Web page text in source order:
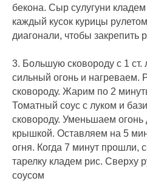
бекона. Сыр сулугуни
каждый кусок курицы
диагонали, чтобы закрепить
3. Большую сковороду с 1 ст.
сильный огонь и
сковороду. Жарим по 2
Томатный соус с луком и
сковороду. Уменьшаем
крышкой. Оставляем на 5
огня. Когда 7 минут прошли,
тарелку кладем рис. Сверху
соусом